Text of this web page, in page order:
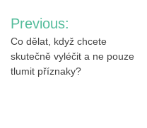
Navigace
pro
příspěvek
Previous:
Co dělat, když chcete
skutečně vyléčit a ne pouze
tlumit příznaky?